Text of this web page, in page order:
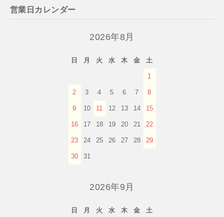
営業日カレンダー
2026年8月
日 月 火 水 木 金 土
1
2 3 4 5 6 7 8
9 10 11 12 13 14 15
16 17 18 19 20 21 22
23 24 25 26 27 28 29
30 31
2026年9月
日 月 火 水 木 金 土